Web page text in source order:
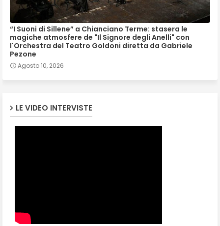
“I Suoni di Sillene” a Chianciano Terme: stasera le
magiche atmosfere de "Il Signore degli Anelli" con
l'Orchestra del Teatro Goldoni diretta da Gabriele
Pezone
Agosto 10, 2026
LE VIDEO INTERVISTE